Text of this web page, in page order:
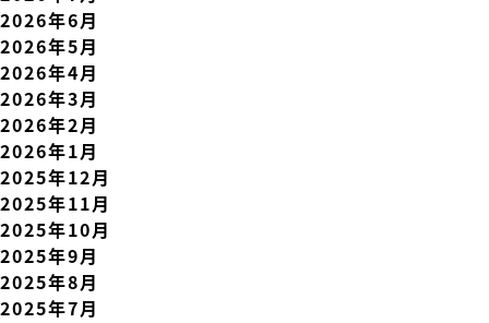
2026年6月
2026年5月
2026年4月
2026年3月
2026年2月
2026年1月
2025年12月
2025年11月
2025年10月
2025年9月
2025年8月
2025年7月